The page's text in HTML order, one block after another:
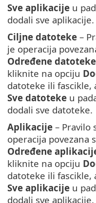
Sve aplikacije u
dodali sve aplikacije.
Ciljne datoteke –
je operacija
Određene datoteke
kliknite na opciju
datoteke ili fascikle,
Sve datoteke u
dodali sve datoteke.
Aplikacije – Pravilo
operacija povezana
Određene
kliknite na opciju
datoteke ili fascikle,
Sve aplikacije u
dodali sve aplikacije.